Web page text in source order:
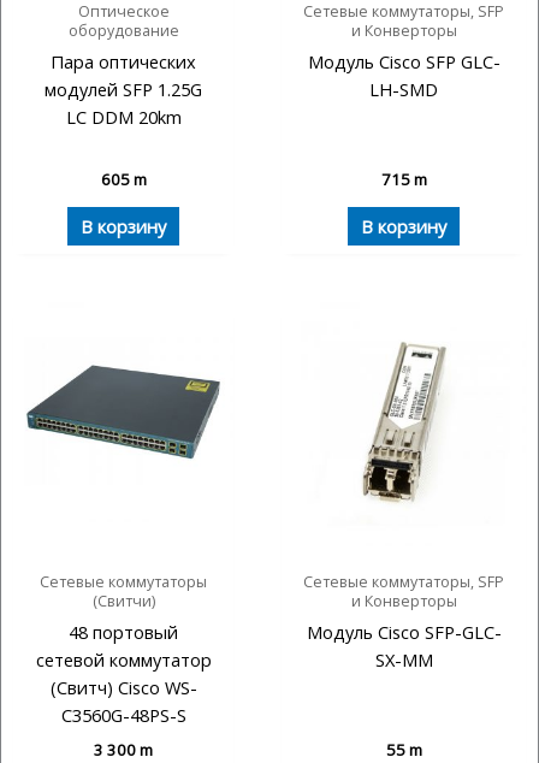
Оптическое
оборудование
Пара оптических
модулей SFP 1.25G
LC DDM 20km
605m
В корзину
Сетевые коммутаторы, SFP
и Конверторы
Модуль Cisco SFP GLC-
LH-SMD
715m
В корзину
Сетевые коммутаторы
(Свитчи)
48 портовый
сетевой коммутатор
(Свитч) Cisco WS-
C3560G-48PS-S
3 300m
Сетевые коммутаторы, SFP
и Конверторы
Модуль Cisco SFP-GLC-
SX-MM
55m